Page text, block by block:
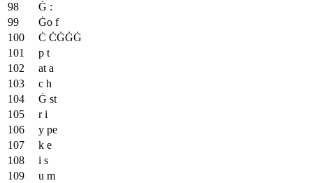
Ġ :
Ġo f
Ċ ĊĠĠĠ
p t
at a
c h
Ġ st
r i
y pe
k e
i s
u m